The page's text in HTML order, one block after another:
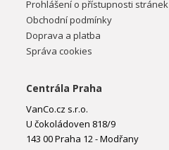
Prohlášení o přístupnosti stránek
Obchodní podmínky
Doprava a platba
Správa cookies
Centrála Praha
VanCo.cz s.r.o.
U čokoládoven 818/9
143 00 Praha 12 - Modřany